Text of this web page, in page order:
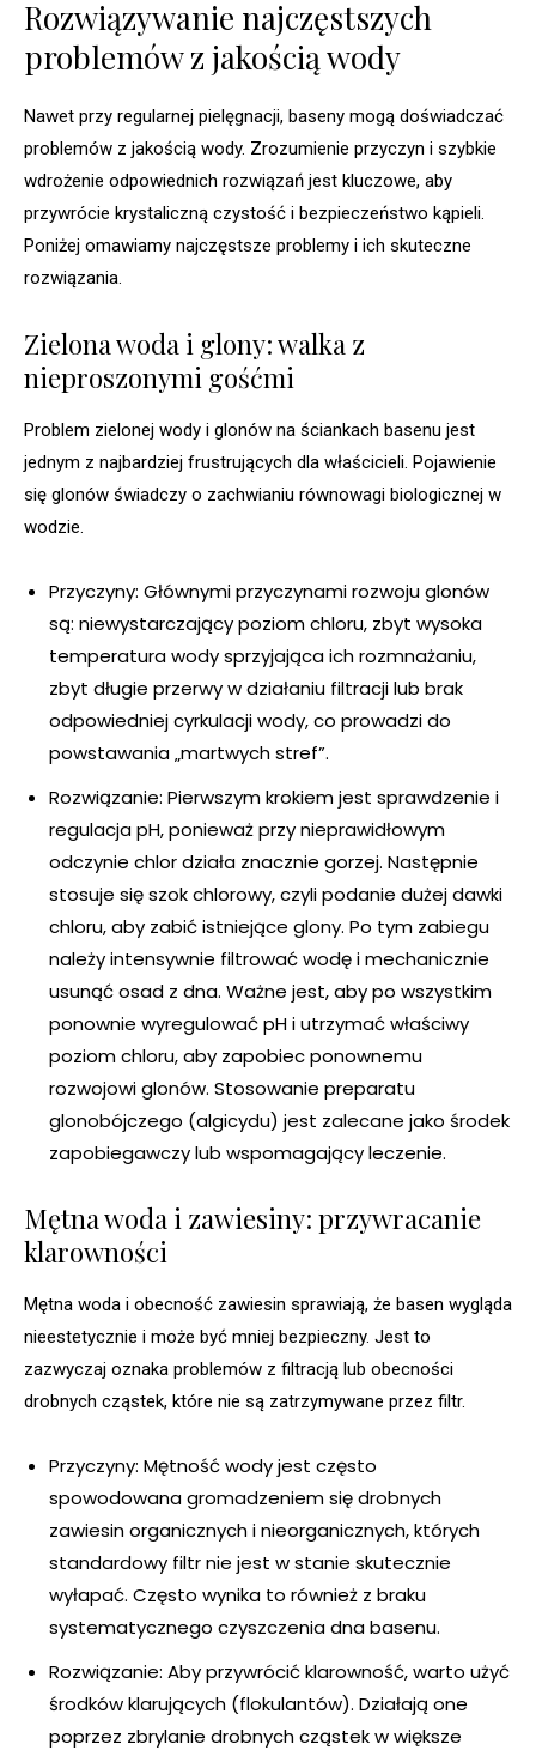
Rozwiązywanie najczęstszych
problemów z jakością wody
Nawet przy regularnej pielęgnacji, baseny mogą doświadczać
problemów z jakością wody. Zrozumienie przyczyn i szybkie
wdrożenie odpowiednich rozwiązań jest kluczowe, aby
przywrócie krystaliczną czystość i bezpieczeństwo kąpieli.
Poniżej omawiamy najczęstsze problemy i ich skuteczne
rozwiązania.
Zielona woda i glony: walka z
nieproszonymi gośćmi
Problem zielonej wody i glonów na ściankach basenu jest
jednym z najbardziej frustrujących dla właścicieli. Pojawienie
się glonów świadczy o zachwianiu równowagi biologicznej w
wodzie.
Przyczyny: Głównymi przyczynami rozwoju glonów
są: niewystarczający poziom chloru, zbyt wysoka
temperatura wody sprzyjająca ich rozmnażaniu,
zbyt długie przerwy w działaniu filtracji lub brak
odpowiedniej cyrkulacji wody, co prowadzi do
powstawania „martwych stref”.
Rozwiązanie: Pierwszym krokiem jest sprawdzenie i
regulacja pH, ponieważ przy nieprawidłowym
odczynie chlor działa znacznie gorzej. Następnie
stosuje się szok chlorowy, czyli podanie dużej dawki
chloru, aby zabić istniejące glony. Po tym zabiegu
należy intensywnie filtrować wodę i mechanicznie
usunąć osad z dna. Ważne jest, aby po wszystkim
ponownie wyregulować pH i utrzymać właściwy
poziom chloru, aby zapobiec ponownemu
rozwojowi glonów. Stosowanie preparatu
glonobójczego (algicydu) jest zalecane jako środek
zapobiegawczy lub wspomagający leczenie.
Mętna woda i zawiesiny: przywracanie
klarowności
Mętna woda i obecność zawiesin sprawiają, że basen wygląda
nieestetycznie i może być mniej bezpieczny. Jest to
zazwyczaj oznaka problemów z filtracją lub obecności
drobnych cząstek, które nie są zatrzymywane przez filtr.
Przyczyny: Mętność wody jest często
spowodowana gromadzeniem się drobnych
zawiesin organicznych i nieorganicznych, których
standardowy filtr nie jest w stanie skutecznie
wyłapać. Często wynika to również z braku
systematycznego czyszczenia dna basenu.
Rozwiązanie: Aby przywrócić klarowność, warto użyć
środków klarujących (flokulantów). Działają one
poprzez zbrylanie drobnych cząstek w większe